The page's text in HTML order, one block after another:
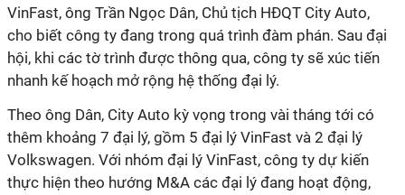
VinFast, ông Trần Ngọc Dân, Chủ tịch HĐQT City Auto,
cho biết công ty đang trong quá trình đàm phán. Sau đại
hội, khi các tờ trình được thông qua, công ty sẽ xúc tiến
nhanh kế hoạch mở rộng hệ thống đại lý.
Theo ông Dân, City Auto kỳ vọng trong vài tháng tới có
thêm khoảng 7 đại lý, gồm 5 đại lý VinFast và 2 đại lý
Volkswagen. Với nhóm đại lý VinFast, công ty dự kiến
thực hiện theo hướng M&A các đại lý đang hoạt động,